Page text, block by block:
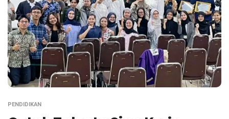
PENDIDIKAN